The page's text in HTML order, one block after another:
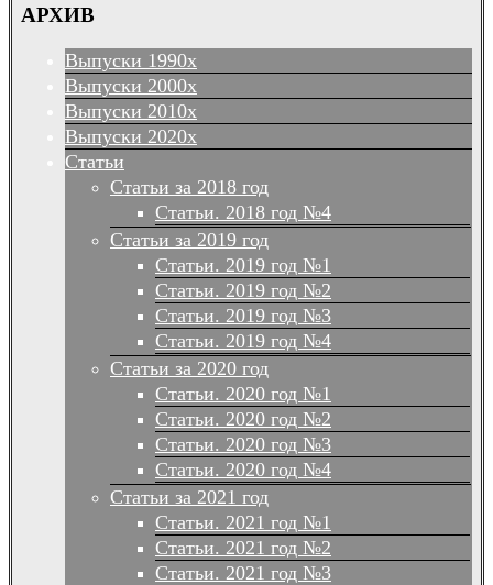
АРХИВ
Выпуски 1990х
Выпуски 2000х
Выпуски 2010х
Выпуски 2020х
Статьи
Статьи за 2018 год
Статьи. 2018 год №4
Статьи за 2019 год
Статьи. 2019 год №1
Статьи. 2019 год №2
Статьи. 2019 год №3
Статьи. 2019 год №4
Статьи за 2020 год
Статьи. 2020 год №1
Статьи. 2020 год №2
Статьи. 2020 год №3
Статьи. 2020 год №4
Статьи за 2021 год
Статьи. 2021 год №1
Статьи. 2021 год №2
Статьи. 2021 год №3